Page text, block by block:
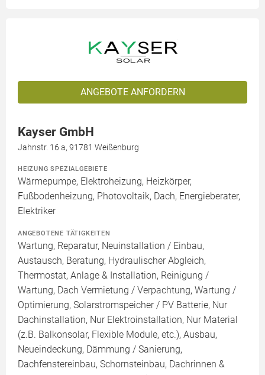
ANGEBOTE ANFORDERN
Kayser GmbH
Jahnstr. 16 a, 91781 Weißenburg
HEIZUNG SPEZIALGEBIETE
Wärmepumpe, Elektroheizung, Heizkörper,
Fußbodenheizung, Photovoltaik, Dach, Energieberater,
Elektriker
ANGEBOTENE TÄTIGKEITEN
Wartung, Reparatur, Neuinstallation / Einbau,
Austausch, Beratung, Hydraulischer Abgleich,
Thermostat, Anlage & Installation, Reinigung /
Wartung, Dach Vermietung / Verpachtung, Wartung /
Optimierung, Solarstromspeicher / PV Batterie, Nur
Dachinstallation, Nur Elektroinstallation, Nur Material
(z.B. Balkonsolar, Flexible Module, etc.), Ausbau,
Neueindeckung, Dämmung / Sanierung,
Dachfenstereinbau, Schornsteinbau, Dachrinnen &